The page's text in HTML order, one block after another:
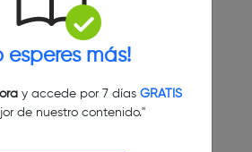
esperes más!
y accede por 7 días GRATIS
de nuestro contenido."